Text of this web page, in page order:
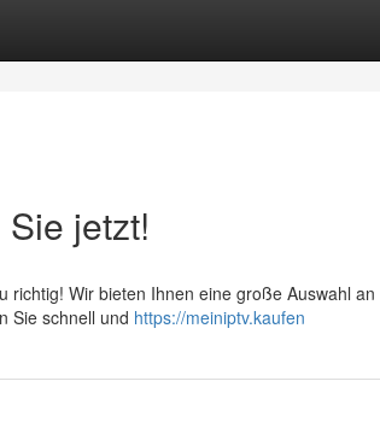
jetzt!
richtig! Wir bieten Ihnen eine große Auswahl an
Sie schnell und https://meiniptv.kaufen